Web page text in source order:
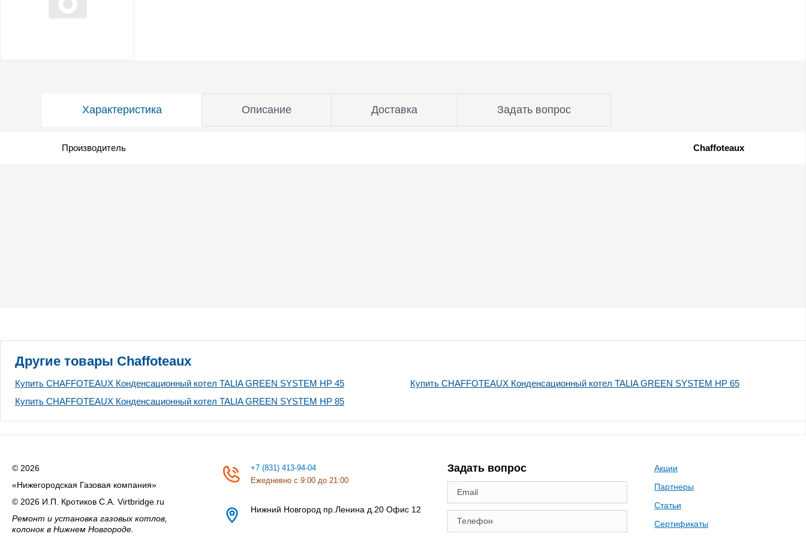
Характеристика Описание Доставка Задать вопрос
Производитель Chaffoteaux
Другие товары Chaffoteaux
Купить CHAFFOTEAUX Конденсационный котел TALIA GREEN SYSTEM HP 45
Купить CHAFFOTEAUX Конденсационный котел TALIA GREEN SYSTEM HP 65
Купить CHAFFOTEAUX Конденсационный котел TALIA GREEN SYSTEM HP 85
© 2026
«Нижегородская Газовая компания»
© 2026 И.П. Кротиков С.А. Virtbridge.ru
Ремонт и установка газовых котлов,
колонок в Нижнем Новгороде.
+7 (831) 413-94-04
Ежедневно с 9:00 до 21:00
Нижний Новгород пр.Ленина д.20 Офис 12
Задать вопрос
Акции
Партнеры
Статьи
Сертификаты